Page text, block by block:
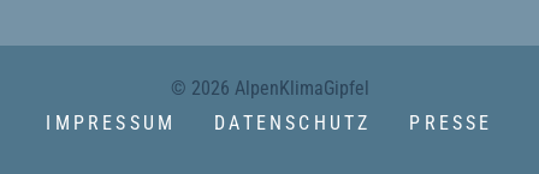
© 2026 AlpenKlimaGipfel
IMPRESSUM
DATENSCHUTZ PRESSE